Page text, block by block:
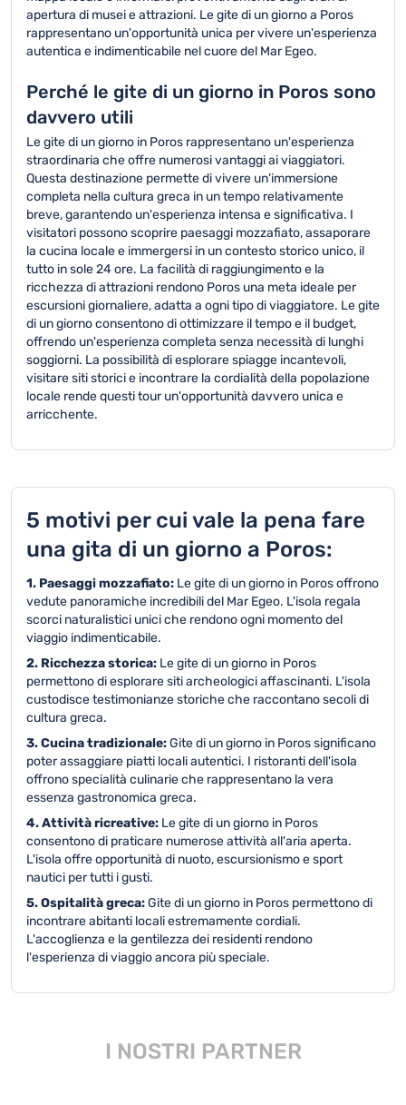
apertura di musei e attrazioni. Le gite di un giorno a Poros
rappresentano un'opportunità unica per vivere un'esperienza
autentica e indimenticabile nel cuore del Mar Egeo.
Perché le gite di un giorno in Poros sono
davvero utili
Le gite di un giorno in Poros rappresentano un'esperienza
straordinaria che offre numerosi vantaggi ai viaggiatori.
Questa destinazione permette di vivere un'immersione
completa nella cultura greca in un tempo relativamente
breve, garantendo un'esperienza intensa e significativa. I
visitatori possono scoprire paesaggi mozzafiato, assaporare
la cucina locale e immergersi in un contesto storico unico, il
tutto in sole 24 ore. La facilità di raggiungimento e la
ricchezza di attrazioni rendono Poros una meta ideale per
escursioni giornaliere, adatta a ogni tipo di viaggiatore. Le gite
di un giorno consentono di ottimizzare il tempo e il budget,
offrendo un'esperienza completa senza necessità di lunghi
soggiorni. La possibilità di esplorare spiagge incantevoli,
visitare siti storici e incontrare la cordialità della popolazione
locale rende questi tour un'opportunità davvero unica e
arricchente.
5 motivi per cui vale la pena fare
una gita di un giorno a Poros:
1. Paesaggi mozzafiato: Le gite di un giorno in Poros offrono
vedute panoramiche incredibili del Mar Egeo. L'isola regala
scorci naturalistici unici che rendono ogni momento del
viaggio indimenticabile.
2. Ricchezza storica: Le gite di un giorno in Poros
permettono di esplorare siti archeologici affascinanti. L'isola
custodisce testimonianze storiche che raccontano secoli di
cultura greca.
3. Cucina tradizionale:Gite di un giorno in Poros significano
poter assaggiare piatti locali autentici. I ristoranti dell'isola
offrono specialità culinarie che rappresentano la vera
essenza gastronomica greca.
4. Attività ricreative: Le gite di un giorno in Poros
consentono di praticare numerose attività all'aria aperta.
L'isola offre opportunità di nuoto, escursionismo e sport
nautici per tutti i gusti.
5. Ospitalità greca:Gite di un giorno in Poros permettono di
incontrare abitanti locali estremamente cordiali.
L'accoglienza e la gentilezza dei residenti rendono
l'esperienza di viaggio ancora più speciale.
I NOSTRI PARTNER